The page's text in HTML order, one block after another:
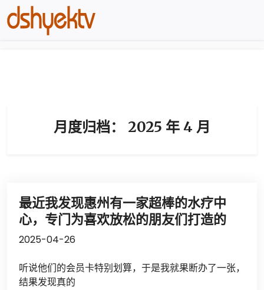
月度归档： 2025 年 4 月
最近我发现惠州有一家超棒的水疗中
心，专门为喜欢放松的朋友们打造的
2025-04-26
听说他们的会员卡特别划算，于是我就果断办了一张，
结果发现真的